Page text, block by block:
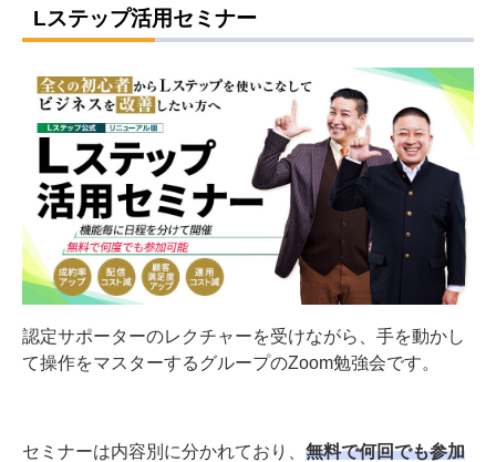
Lステップ活用セミナー
認定サポーターのレクチャーを受けながら、手を動かし
て操作をマスターするグループのZoom勉強会です。
セミナーは内容別に分かれており、 無料で何回でも参加